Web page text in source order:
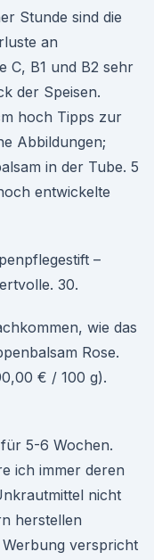
Stunde sind die
an
C, B1 und B2 sehr
der Speisen.
hoch Tipps zur
Abbildungen;
in der Tube. 5
entwickelte
–
30.
wie das
Rose.
€ / 100 g).
5-6 Wochen.
ich immer deren
nicht
herstellen
verspricht